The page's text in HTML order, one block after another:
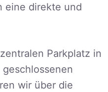
eine direkte und
Parkplatz in
wir über die